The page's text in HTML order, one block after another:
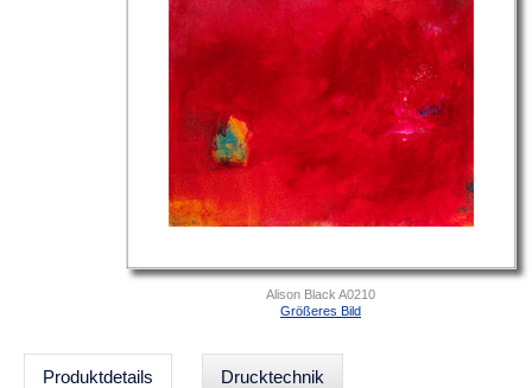
Alison Black A0210
Größeres Bild
Produktdetails Drucktechnik